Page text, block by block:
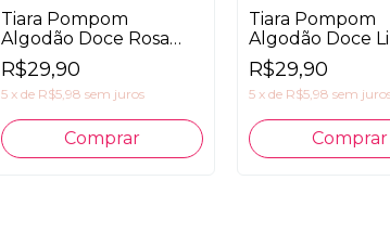
Tiara Pompom
Algodão Doce Rosa
Claro G
R$29,90
5 x de R$5,98 sem juros
Tiara Pompom
Algodão Doce
R$29,90
5 x de R$5,98 sem